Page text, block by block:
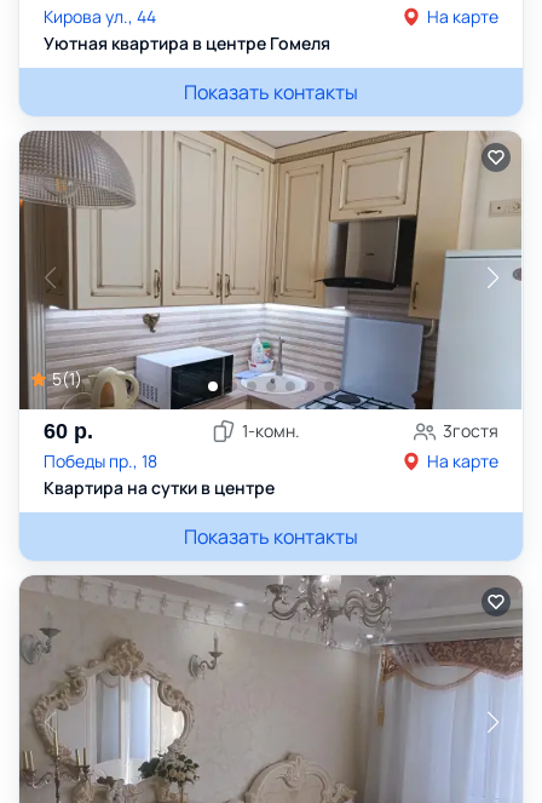
Кирова ул., 44
На карте
Уютная квартира в центре Гомеля
Показать контакты
5(1)
60 р. 1-комн. 3гостя
Победы пр., 18
На карте
Квартира на сутки в центре
Показать контакты